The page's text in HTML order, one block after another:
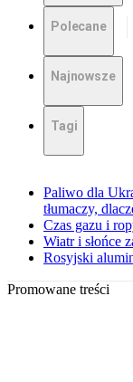
Polecane
Najnowsze
Tagi
Paliwo dla
tłumaczy,
Czas gazu i
Wiatr i słońce
Rosyjski
Promowane treści